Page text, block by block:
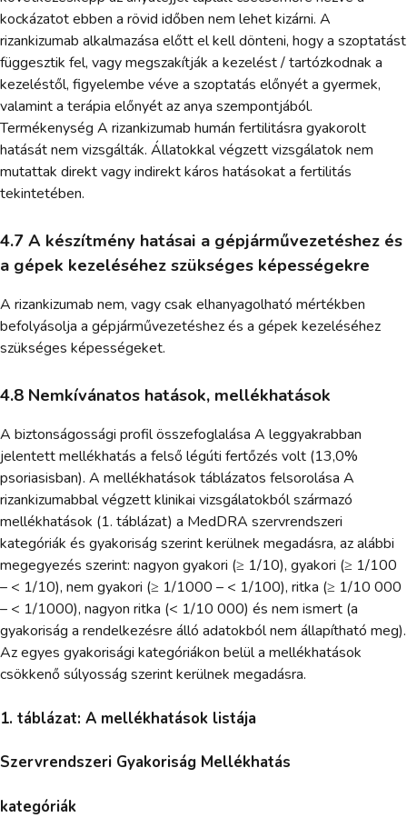
kockázatot ebben a rövid időben nem lehet kizárni. A
rizankizumab alkalmazása előtt el kell dönteni, hogy a szoptatást
függesztik fel, vagy megszakítják a kezelést / tartózkodnak a
kezeléstől, figyelembe véve a szoptatás előnyét a gyermek,
valamint a terápia előnyét az anya szempontjából.
Termékenység A rizankizumab humán fertilitásra gyakorolt
hatását nem vizsgálták. Állatokkal végzett vizsgálatok nem
mutattak direkt vagy indirekt káros hatásokat a fertilitás
tekintetében.
4.7 A készítmény hatásai a gépjárművezetéshez és
a gépek kezeléséhez szükséges képességekre
A rizankizumab nem, vagy csak elhanyagolható mértékben
befolyásolja a gépjárművezetéshez és a gépek kezeléséhez
szükséges képességeket.
4.8 Nemkívánatos hatások, mellékhatások
A biztonságossági profil összefoglalása A leggyakrabban
jelentett mellékhatás a felső légúti fertőzés volt (13,0%
psoriasisban). A mellékhatások táblázatos felsorolása A
rizankizumabbal végzett klinikai vizsgálatokból származó
mellékhatások (1. táblázat) a MedDRA szervrendszeri
kategóriák és gyakoriság szerint kerülnek megadásra, az alábbi
megegyezés szerint: nagyon gyakori (≥ 1/10), gyakori (≥ 1/100
– < 1/10), nem gyakori (≥ 1/1000 – < 1/100), ritka (≥ 1/10 000
– < 1/1000), nagyon ritka (< 1/10 000) és nem ismert (a
gyakoriság a rendelkezésre álló adatokból nem állapítható meg).
Az egyes gyakorisági kategóriákon belül a mellékhatások
csökkenő súlyosság szerint kerülnek megadásra.
1. táblázat: A mellékhatások listája
Szervrendszeri Gyakoriság Mellékhatás
kategóriák